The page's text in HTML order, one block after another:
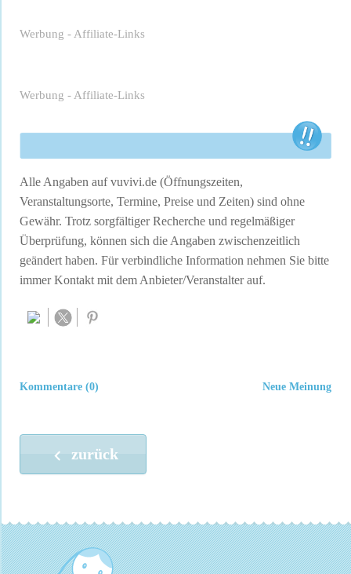
Werbung - Affiliate-Links
Werbung - Affiliate-Links
Alle Angaben auf vuvivi.de (Öffnungszeiten,
Veranstaltungsorte, Termine, Preise und Zeiten) sind ohne
Gewähr. Trotz sorgfältiger Recherche und regelmäßiger
Überprüfung, können sich die Angaben zwischenzeitlich
geändert haben. Für verbindliche Information nehmen Sie bitte
immer Kontakt mit dem Anbieter/Veranstalter auf.
Neue Meinung
Kommentare (0)
zurück